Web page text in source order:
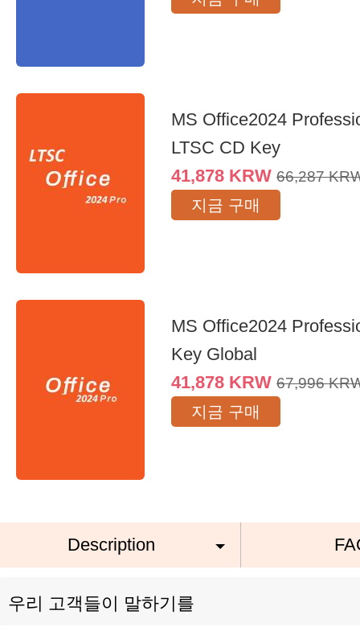
MS Office2024
LTSC CD Key
41,878 KRW 66,287
지금 구매
MS Office2024
Key Global
41,878 KRW 67,996
지금 구매
Description
우리 고객들이 말하기를